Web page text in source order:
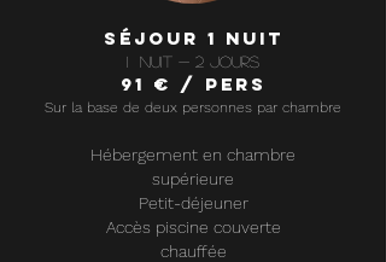
Sur la base de deux personnes par chambre
séjour 1 NUIT
1 nuit - 2 jours
91 € / pers
Hébergement en chambre
supérieure
Petit-déjeuner
Accès piscine couverte
chauffée